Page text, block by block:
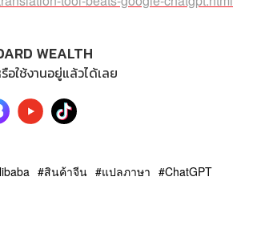
WEALTH
ใช้งานอยู่แล้วได้เลย
สินค้าจีน แปลภาษา
ChatGPT